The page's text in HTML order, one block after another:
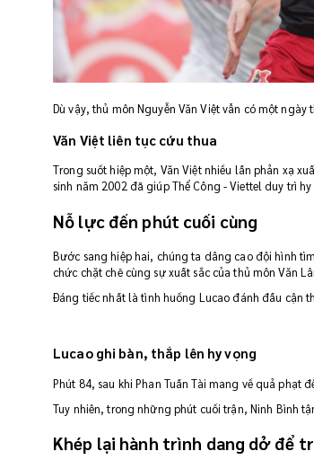
Dù vậy, thủ môn Nguyễn Văn Việt vẫn có một
Văn Việt liên tục cứu thua
Trong suốt hiệp một, Văn Việt nhiều lần phản xạ
sinh năm 2002 đã giúp Thể Công - Viettel duy trì
Nỗ lực đến phút cuối cùng
Bước sang hiệp hai, chúng ta dâng cao đội hình
chức chặt chẽ cùng sự xuất sắc của thủ môn Văn
Đáng tiếc nhất là tình huống Lucao đánh đầu cận
Lucao ghi bàn, thắp lên hy vọng
Phút 84, sau khi Phan Tuấn Tài mang về quả phạt
Tuy nhiên, trong những phút cuối trận, Ninh Bình
Khép lại hành trình dang dở để